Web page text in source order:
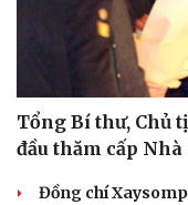
Tổng Bí thư, Chủ
đầu thăm cấp
Đồng chí